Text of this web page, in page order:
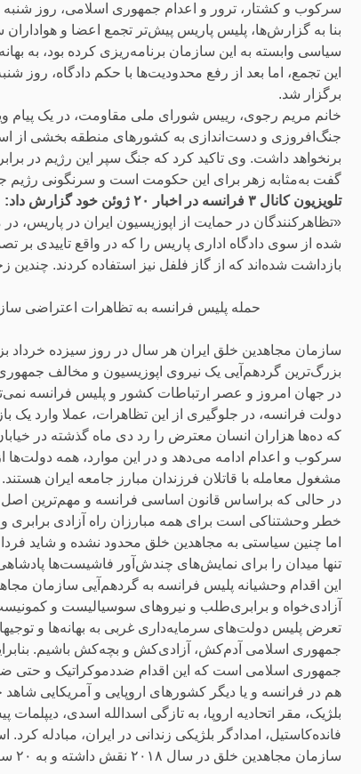
سرکوب و کشتار، ترور و اعدام جمهوری اسلامی، روز شنبه ۳۰ خرداد 1405، با حمله پلیس فرانسه مواجه شد.
بنا به گزارش‌ها، پلیس پاریس پیش‌تر تجمع اعضا و
سیاسی وابسته به این سازمان برنامه‌ریزی کرده بود،‌ به
این تجمع، اما بعد از رفع محدودیت‌ها با حکم دادگاه،‌ روز
برگزار شد.
خانم مریم رجوی، رییس شورای ملی مقاومت، در یک پیام
جنگ‌‌افروزی و دست‌اندازی به کشورهای منطقه بخشی از
برنخواهد داشت. وی تاکید کرد که جنگ سپر این رژیم در
گفت به‌مثابه زهر برای این حکومت است و سرنگونی رژیم
تلویزیون کانال ۳ فرانسه در اخبار ۲۰ ژوئن خود گزارش داد:
«تظاهرکنندگان در حمایت از اپوزیسیون ایران در پاریس،
بازداشت شده‌اند که از گاز فلفل نیز استفاده کردند.
حمله پلیس فرانسه به تظاهرات اعتراضی
سازمان مجاهدین خلق ایران هر سال در روز سیزده خرداد
بزرگ‌ترین گردهم‌آیی یک نیروی اپوزیسیون و مخالف
در جهان امروز و عصر ارتباطات کشور و پلیس فرانسه
دولت فرانسه، در جلوگیری از این تظاهرات، عملا وارد
که ده‌ها هزاران انسان معترض را رد دی ماه گذشته در
سرکوب و اعدام ادامه می‌دهد و در این موارد، همه دولت‌ها
مشغول معامله با قاتلان فرزندان مبارز جامعه ایران هستند.
در حالی که براساس قانون اساسی فرانسه و مهم‌ترین اصل
خطر وحشتناکی است برای همه مبارزان راه آزادی
اما چنین سیاستی به مجاهدین خلق محدود نشده و شاید
تنها میدان را برای نمایش‌های چندش‌آور فاشیست‌ها
این اقدام وحشیانه پلیس فرانسه به گردهم‌آیی سازمان
آزادی‌خواه و برابری‌طلب و نیروهای سوسیالیست و
تعرض پلیس دولت‌های سرمایه‌داری غربی به بهانه‌ها و
جمهوری اسلامی آدم‌کش، آزادی‌کش و بچه‌کش باشیم.
جمهوری اسلامی است که این اقدام ضددموکراتیک و حتی ضد
هم در فرانسه و یا دیگر کشورهای اروپایی و آمریکایی
بلژیک، مقر اتحادیه اروپا، به تازگی اسدالله اسدی،
فانده‌کاستیل، امدادگر بلژیکی زندانی در ایران، مبادله
سازمان مجاهدین خلق در سال ۲۰۱۸ نقش داشته و به ۲۰ سال زندان محکوم شده بود.